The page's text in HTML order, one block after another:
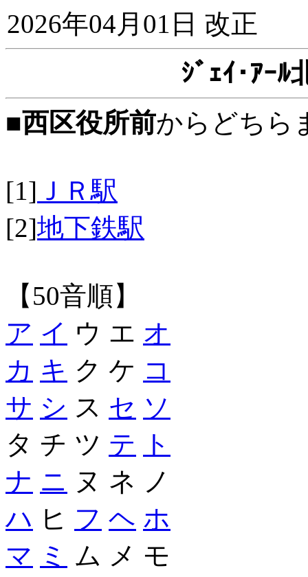
2026年04月01日 改正
ｼﾞｪｲ･ｱｰﾙ
■西区役所前からどちら
[1] ＪＲ駅
[2]地下鉄駅
【50音順】
ア イ ウ エ オ
カ キ ク ケ コ
サ シ ス セ ソ
タ チ ツ テ
ト
ナ ニ ヌ ネ ノ
ハ ヒ フ ヘ ホ
マ ミ ム メ モ